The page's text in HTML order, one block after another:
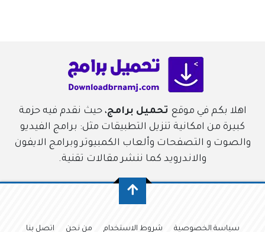
اهلا بكم في موقع تحميل برامج، حيث نقدم فيه حزمة
كبيرة من امكانية تنزيل التطبيقات مثل: برامج الفيديو
والصوت و التصفحات وألعاب الكمبيوتر وبرامج الايفون
والاندرويد كما ننشر مقالات تقنية.
سياسة الخصوصية شروط الاستخدام من نحن اتصل بنا